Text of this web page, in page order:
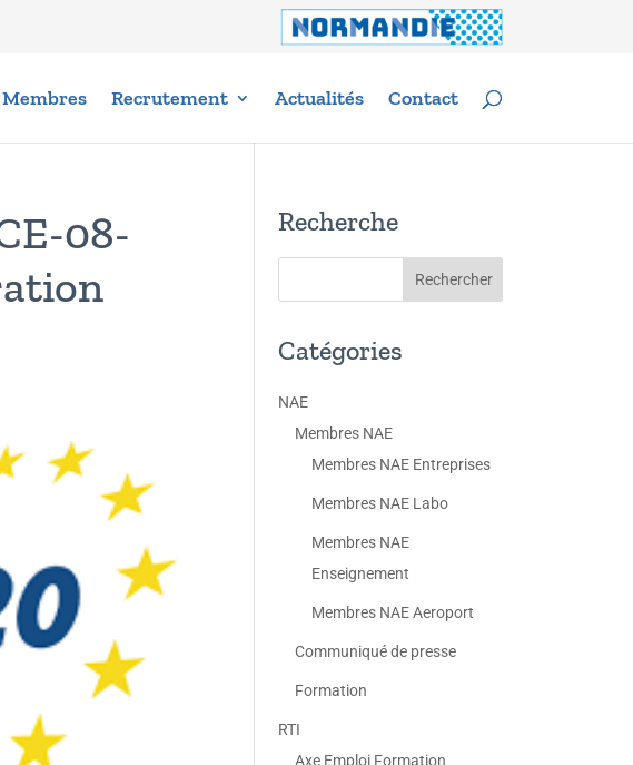
Membres Recrutement Actualités Contact
08-
Recherche
Catégories
NAE
Membres NAE
Membres NAE Entreprises
Membres NAE Labo
Membres NAE
Enseignement
Membres NAE Aeroport
Communiqué de presse
Formation
RTI
Axe Emploi Formation